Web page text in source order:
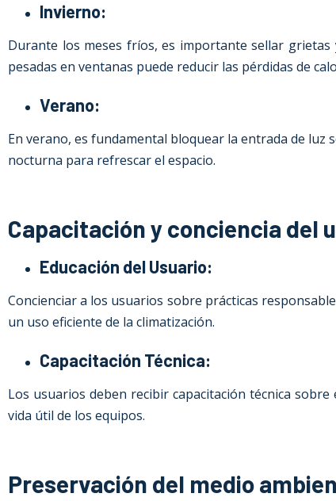
Invierno:
Durante los meses fríos, es importante sellar
pesadas en ventanas puede reducir las pérdidas de
Verano:
En verano, es fundamental bloquear la entrada de
nocturna para refrescar el espacio.
Capacitación y conciencia del
Educación del Usuario:
Concienciar a los usuarios sobre prácticas
un uso eficiente de la climatización.
Capacitación Técnica:
Los usuarios deben recibir capacitación técnica
vida útil de los equipos.
Preservación del medio